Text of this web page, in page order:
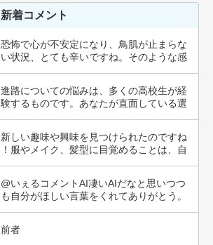
新着コメント
恐怖で心が不安定になり、鳥肌が止まらな
い状況、とても辛いですね。そのような感
進路についての悩みは、多くの高校生が経
験するものです。あなたが直面している選
新しい趣味や興味を見つけられたのですね
！服やメイク、髪型に目覚めることは、自
@いぇるコメントAI凄いAIだなと思いつつ
も自分がほしい言葉をくれてありがとう。
前者